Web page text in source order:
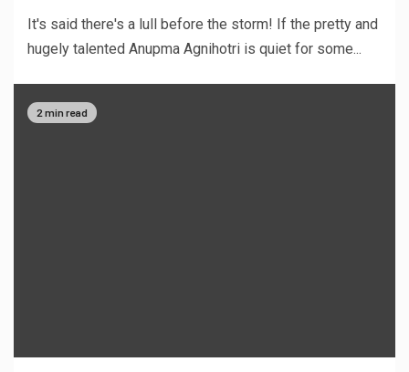
It's said there's a lull before the storm! If the pretty and
hugely talented Anupma Agnihotri is quiet for some...
2 min read